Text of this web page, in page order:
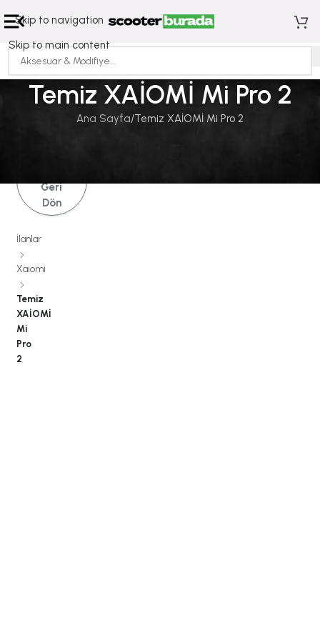
Skip to navigation
Skip to main content
Temiz XAİOMİ Mi Pro 2
Ana Sayfa Temiz XAİOMİ Mi Pro 2
Geri
Dön
İlanlar
Xaiomi
Temiz
XAİOMİ
Mi
Pro
2